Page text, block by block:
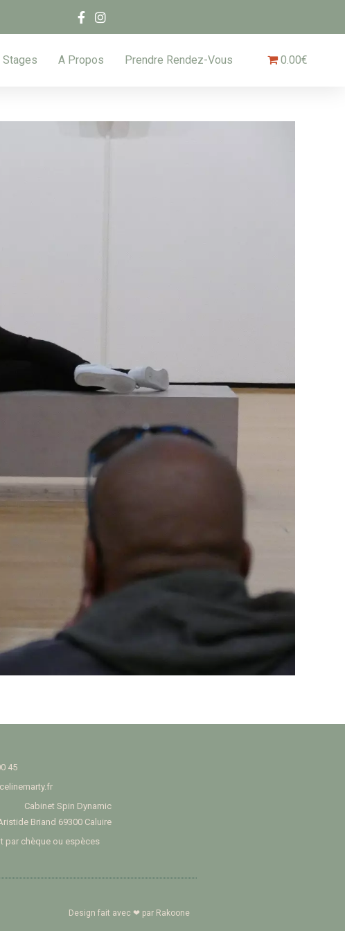
Stages A Propos Prendre Rendez-Vous 0.00€
45
Cabinet Spin Dynamic
Briand 69300 Caluire
par chèque ou espèces
Design fait avec ❤ par Rakoone